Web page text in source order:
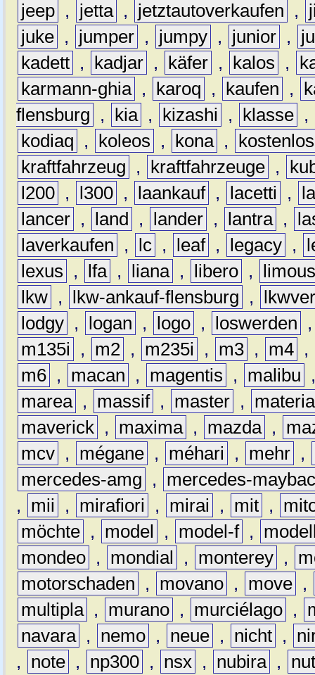
jeep , jetta , jetztautoverkaufen ,
juke , jumper , jumpy , junior ,
kadett , kadjar , käfer , kalos ,
karmann-ghia , karoq , kaufen ,
flensburg
, kia , kizashi , klasse ,
kodiaq
, koleos , kona ,
kostenlos
kraftfahrzeug
, kraftfahrzeuge ,
l200 , l300 , laankauf , lacetti ,
lancer , land , lander , lantra ,
laverkaufen
, lc , leaf , legacy ,
lexus
, lfa , liana , libero ,
lkw , lkw-ankauf-flensburg ,
lodgy , logan , logo , loswerden
m135i
, m2 , m235i , m3 , m4 ,
m6 , macan , magentis , malibu
marea , massif , master ,
materia
maverick , maxima , mazda ,
mcv , mégane , méhari , mehr ,
mercedes-amg
,
mercedes-
,
mii , mirafiori , mirai , mit ,
möchte , model , model-f ,
mondeo , mondial , monterey ,
motorschaden
, movano , move ,
multipla , murano , murciélago ,
navara , nemo , neue , nicht ,
,
note , np300 , nsx , nubira ,